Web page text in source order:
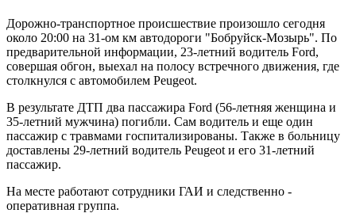
Дорожно-транспортное происшествие произошло сегодня
около 20:00 на 31-ом км автодороги "Бобруйск-Мозырь". По
предварительной информации, 23-летний водитель Ford,
совершая обгон, выехал на полосу встречного движения, где
столкнулся с автомобилем Peugeot.
В результате ДТП два пассажира Ford (56-летняя женщина и
35-летний мужчина) погибли. Сам водитель и еще один
пассажир с травмами госпитализированы. Также в больницу
доставлены 29-летний водитель Peugeot и его 31-летний
пассажир.
На месте работают сотрудники ГАИ и следственно -
оперативная группа.